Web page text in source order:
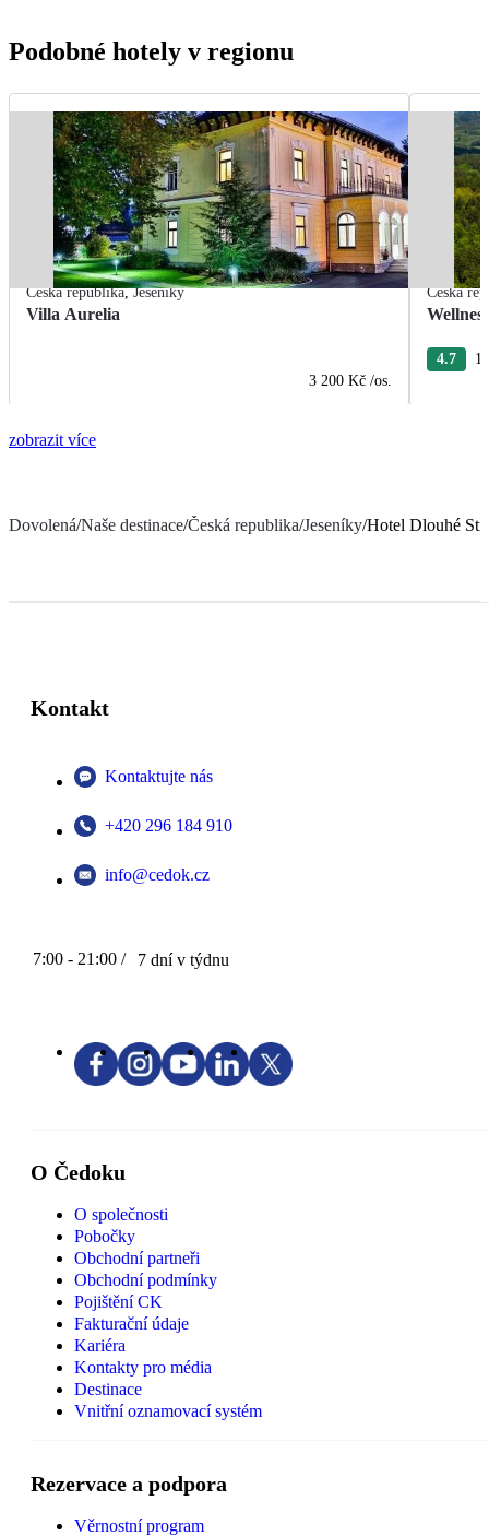
Podobné hotely v regionu
Česká republika,Jeseníky
Villa Aurelia
3 200 Kč /os.
Česká
4.7
zobrazit více
Dovolená/Naše destinace/Česká republika/Jeseníky/Hotel Dlouhé
Kontakt
Kontaktujte nás
+420 296 184 910
info@cedok.cz
7:00 - 21:00 / 7 dní v týdnu
O Čedoku
O společnosti
Pobočky
Obchodní partneři
Obchodní podmínky
Pojištění CK
Fakturační údaje
Kariéra
Kontakty pro média
Destinace
Vnitřní oznamovací systém
Rezervace a podpora
Věrnostní program